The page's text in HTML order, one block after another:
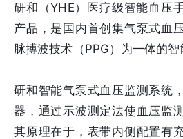
研和（YHE）医疗级智能血压
产品，是国内首创集气泵式血
脉搏波技术（PPG）为一体的智
研和智能气泵式血压监测系统
器，通过示波测定法使血压监
其原理在于，表带内侧配置有